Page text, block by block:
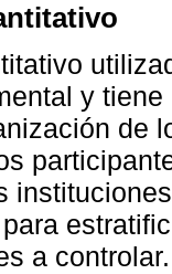
y
de
a controlar.